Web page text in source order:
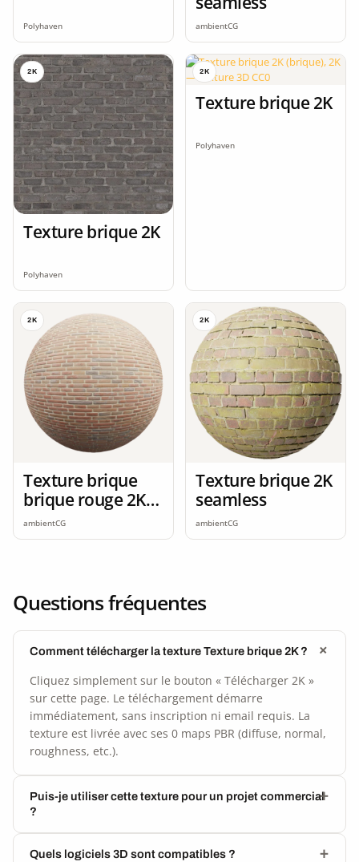
Polyhaven ambientCG
2K
Texture brique 2K
Polyhaven
2K
Texture brique 2K
Polyhaven
2K
Texture brique
brique rouge 2K
seamless
ambientCG
2K
Texture brique 2K
seamless
ambientCG
Questions fréquentes
Comment télécharger la texture Texture brique 2K ?
Cliquez simplement sur le bouton « Télécharger 2K »
sur cette page. Le téléchargement démarre
immédiatement, sans inscription ni email requis. La
texture est livrée avec ses 0 maps PBR (diffuse, normal,
roughness, etc.).
Puis-je utiliser cette texture pour un projet commercial
?
Quels logiciels 3D sont compatibles ?